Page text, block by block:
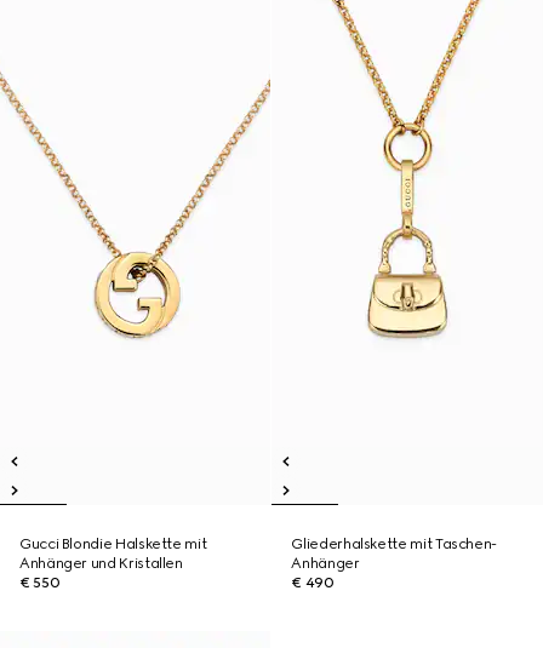
Gucci Blondie Halskette mit
Anhänger und Kristallen
€ 550
Gliederhalskette mit Taschen-
Anhänger
€ 490